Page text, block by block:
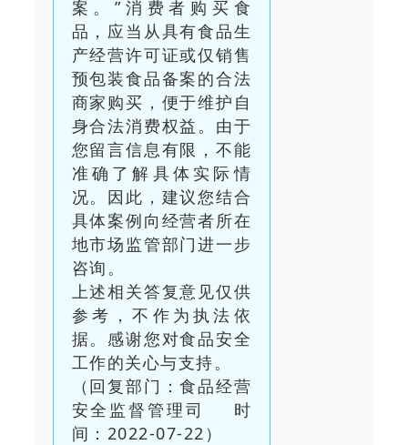
案。”消费者购买食
品，应当从具有食品生
产经营许可证或仅销售
预包装食品备案的合法
商家购买，便于维护自
身合法消费权益。由于
您留言信息有限，不能
准确了解具体实际情
况。因此，建议您结合
具体案例向经营者所在
地市场监管部门进一步
咨询。
上述相关答复意见仅供
参考，不作为执法依
据。感谢您对食品安全
工作的关心与支持。
（回复部门：食品经营
安全监督管理司 时
间：2022-07-22）